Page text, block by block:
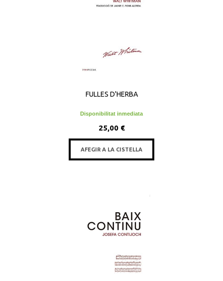
FULLES D'HERBA
Disponibilitat inmediata
25,00 €
AFEGIR A LA CISTELLA